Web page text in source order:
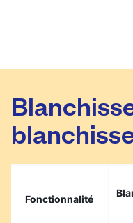
Fonctionnalité